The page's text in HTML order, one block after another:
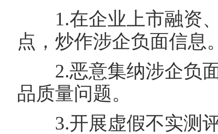
1.在企业上市融资、
点，炒作涉企负面信息
2.恶意集纳涉企负面
品质量问题。
3.开展虚假不实测评